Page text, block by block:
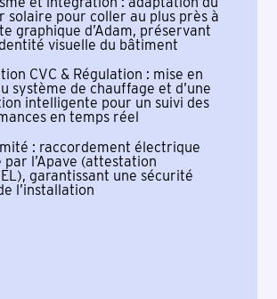
solaire pour coller au plus près à
graphique d’Adam, préservant
visuelle du bâtiment
CVC & Régulation : mise en
système de chauffage et d’une
intelligente pour un suivi des
en temps réel
: raccordement électrique
l’Apave (attestation
garantissant une sécurité
l’installation